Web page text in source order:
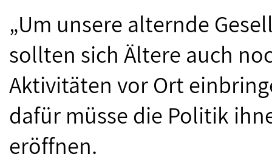
„Um unsere alternde
sollten sich Ältere auch
Aktivitäten vor Ort
dafür müsse die Politik
eröffnen.